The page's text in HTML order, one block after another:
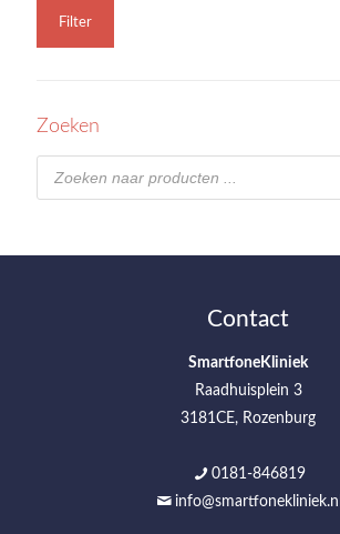
Filter
Zoeken
Producten
zoeken
Contact
SmartfoneKliniek
Raadhuisplein 3
3181CE, Rozenburg
0181-846819
info@smartfonekliniek.nl